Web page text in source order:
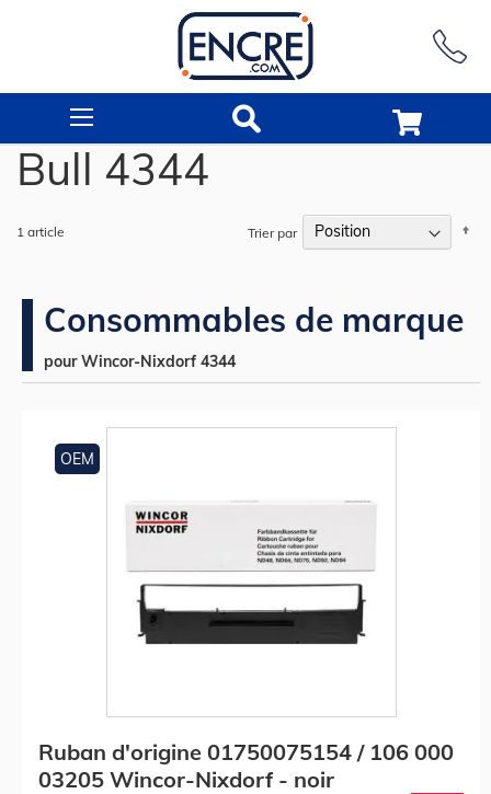
Bull 4344
1 article Trier par
Consommables de marque
pour Wincor-Nixdorf 4344
OEM
Ruban d'origine 01750075154 / 106 000
03205 Wincor-Nixdorf - noir